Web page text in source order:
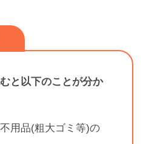
と以下のことが分か
用品(粗大ゴミ等)の